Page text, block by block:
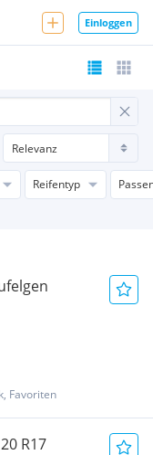
Einloggen
Reifentyp
Favoriten
R17